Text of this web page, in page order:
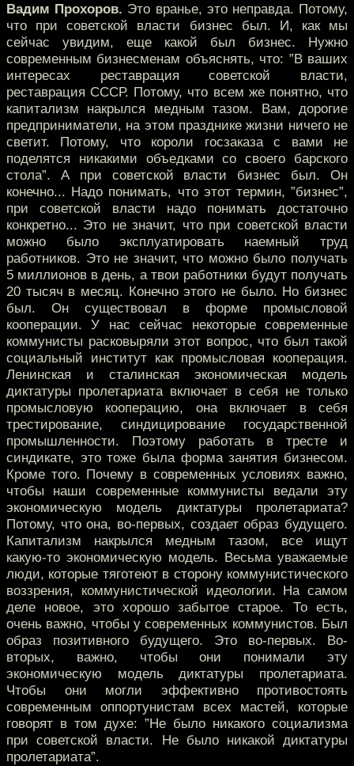
Вадим Прохоров. Это вранье, это неправда. Потому,
что при советской власти бизнес был. И, как мы
сейчас увидим, еще какой был бизнес. Нужно
современным бизнесменам объяснять, что: ”В ваших
интересах реставрация советской власти,
реставрация СССР. Потому, что всем же понятно, что
капитализм накрылся медным тазом. Вам, дорогие
предприниматели, на этом празднике жизни ничего не
светит. Потому, что короли госзаказа с вами не
поделятся никакими объедками со своего барского
стола”. А при советской власти бизнес был. Он
конечно... Надо понимать, что этот термин, ”бизнес”,
при советской власти надо понимать достаточно
конкретно... Это не значит, что при советской власти
можно было эксплуатировать наемный труд
работников. Это не значит, что можно было получать
5 миллионов в день, а твои работники будут получать
20 тысяч в месяц. Конечно этого не было. Но бизнес
был. Он существовал в форме промысловой
кооперации. У нас сейчас некоторые современные
коммунисты расковыряли этот вопрос, что был такой
социальный институт как промысловая кооперация.
Ленинская и сталинская экономическая модель
диктатуры пролетариата включает в себя не только
промысловую кооперацию, она включает в себя
трестирование, синдицирование государственной
промышленности. Поэтому работать в тресте и
синдикате, это тоже была форма занятия бизнесом.
Кроме того. Почему в современных условиях важно,
чтобы наши современные коммунисты ведали эту
экономическую модель диктатуры пролетариата?
Потому, что она, во-первых, создает образ будущего.
Капитализм накрылся медным тазом, все ищут
какую-то экономическую модель. Весьма уважаемые
люди, которые тяготеют в сторону коммунистического
воззрения, коммунистической идеологии. На самом
деле новое, это хорошо забытое старое. То есть,
очень важно, чтобы у современных коммунистов. Был
образ позитивного будущего. Это во-первых. Во-
вторых, важно, чтобы они понимали эту
экономическую модель диктатуры пролетариата.
Чтобы они могли эффективно противостоять
современным оппортунистам всех мастей, которые
говорят в том духе: ”Не было никакого социализма
при советской власти. Не было никакой диктатуры
пролетариата”.